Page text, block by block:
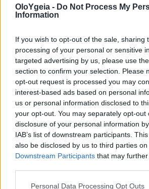
OloYgeia - Do Not Process My
Information
If you wish to opt-out of the sale, sharing
processing of your personal or sensitive
targeted advertising by us, please use
section to confirm your selection. Please
opt-out request is processed you may
interest-based ads based on personal
us or personal information disclosed to
your opt-out. You may separately opt-out
disclosure of your personal information
IAB’s list of downstream participants.
also be disclosed by us to third parties on
Downstream Participants that may
Personal Data Processing Opt Outs
κατανάλωση πατάτας,
τι συμβαίνει όταν αυτή
από άλλατρόφιμα
υδατάνθρακες.
Οι επιστήμονες
αντικατάσταση τριών
μερίδων πατάτας με
άλεσης συνδέθηκε με8%